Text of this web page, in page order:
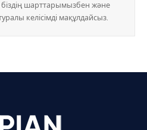
біздің шарттарымызбен және
келісімді мақұлдайсыз.